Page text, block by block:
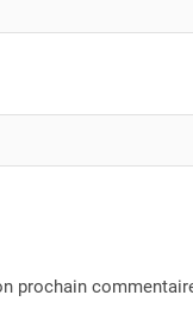
prochain